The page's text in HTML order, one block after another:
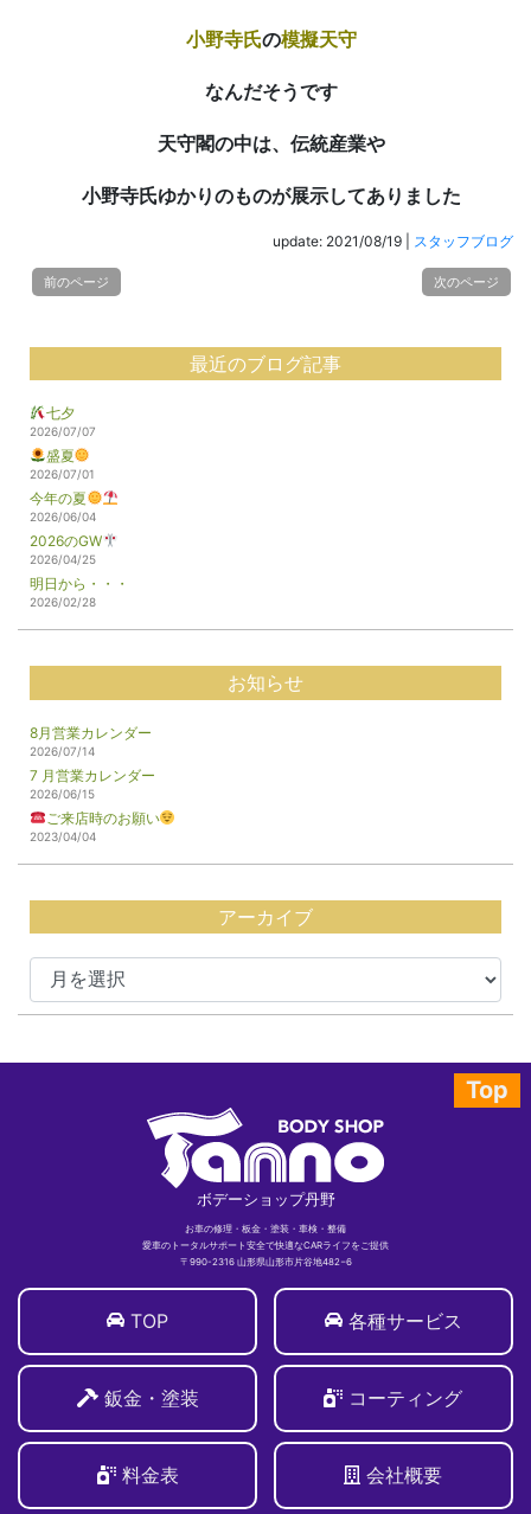
小野寺氏の模擬天守
なんだそうです
天守閣の中は、伝統産業や
小野寺氏ゆかりのものが展示してありました
update: 2021/08/19 スタッフブログ
前のページ 次のページ
最近のブログ記事
七夕
2026/07/07
盛夏
2026/07/01
今年の夏
2026/06/04
2026のGW
2026/04/25
明日から・・・
2026/02/28
お知らせ
8月営業カレンダー
2026/07/14
7 月営業カレンダー
2026/06/15
ご来店時のお願い
2023/04/04
アーカイブ
Top
ボデーショップ丹野
お車の修理・板金・塗装・車検・整備
愛車のトータルサポート安全で快適なCARライフをご提供
〒990-2316 山形県山形市片谷地482−6
TOP 各種サービス
鈑金・塗装 コーティング
料金表 会社概要